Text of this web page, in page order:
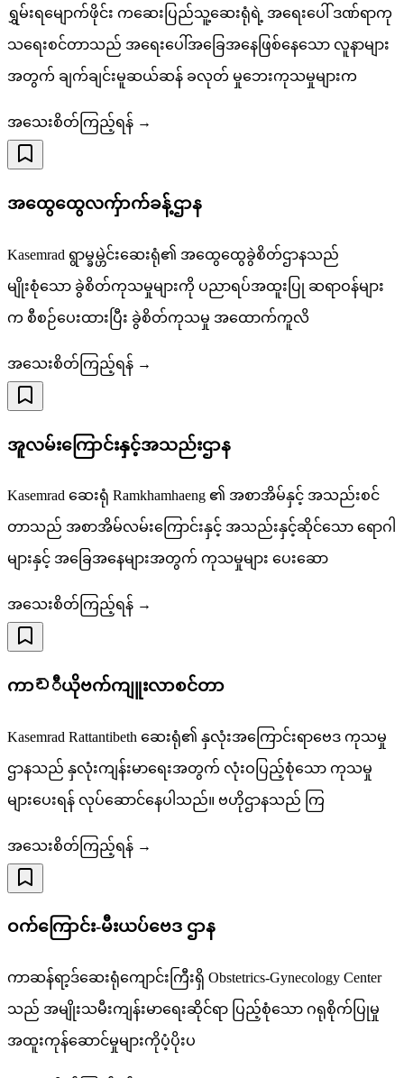
ရွှမ်းရမျောက်ဖိုင်း ကဆေးပြည်သူ့ဆေးရုံရဲ့ အရေးပေါ် ဒဏ်ရာကု
သရေးစင်တာသည် အရေးပေါ်အခြေအနေဖြစ်နေသော လူနာများ
အတွက် ချက်ချင်းမူဆယ်ဆန် ခလုတ် မှုဘေးကုသမှုများက
အသေးစိတ်ကြည့်ရန် →
အထွေထွေလက်ှာက်ခန့်ဌာန
Kasemrad ရွာမ္ခမ္ဟဲင်းဆေးရုံ၏ အထွေထွေခွဲစိတ်ဌာနသည်
မျိုးစုံသော ခွဲစိတ်ကုသမှုများကို ပညာရပ်အထူးပြု ဆရာဝန်များ
က စီစဉ်ပေးထားပြီး ခွဲစိတ်ကုသမှု အထောက်ကူလိ
အသေးစိတ်ကြည့်ရန် →
အူလမ်းကြောင်းနှင့်အသည်းဌာန
Kasemrad ဆေးရုံ Ramkhamhaeng ၏ အစာအိမ်နှင့် အသည်းစင်
တာသည် အစာအိမ်လမ်းကြောင်းနှင့် အသည်းနှင့်ဆိုင်သော ရောဂါ
များနှင့် အခြေအနေများအတွက် ကုသမှုများ ပေးဆော
အသေးစိတ်ကြည့်ရန် →
ကာඩီယိုဗက်ကျူးလာစင်တာ
Kasemrad Rattantibeth ဆေးရုံ၏ နှလုံးအကြောင်းရာဗေဒ ကုသမှု
ဌာနသည် နှလုံးကျန်းမာရေးအတွက် လုံးဝပြည့်စုံသော ကုသမှု
များပေးရန် လုပ်ဆောင်နေပါသည်။ ဗဟိုဌာနသည် ကြ
အသေးစိတ်ကြည့်ရန် →
ဝက်ကြောင်း-မီးယပ်ဗေဒ ဌာန
ကာဆန်ရာ့ဒ်ဆေးရုံကျောင်းကြီးရှိ Obstetrics-Gynecology Center
သည် အမျိုးသမီးကျန်းမာရေးဆိုင်ရာ ပြည့်စုံသော ဂရုစိုက်ပြုမှု
အထူးကုန်ဆောင်မှုများကိုပံ့ပိုးပ